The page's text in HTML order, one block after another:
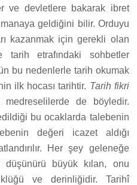
ve devletlere bakarak ibret
manaya geldiğini bilir. Orduyu
kazanmak için gerekli olan
etrafındaki sohbetler
bu nedenlerle tarih okumak
ilk hocası tarihtir. Tarih fikri
de böyledir.
bu ocaklarda talebenin
değeri icazet aldığı
Her şey geleneğe
düşünürü büyük kılan, onu
ve derinliğidir. Tarihî